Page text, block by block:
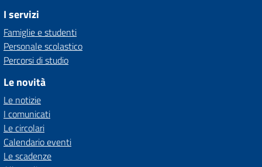
I servizi
Famiglie e studenti
Personale scolastico
Percorsi di studio
Le novità
Le notizie
I comunicati
Le circolari
Calendario eventi
Le scadenze